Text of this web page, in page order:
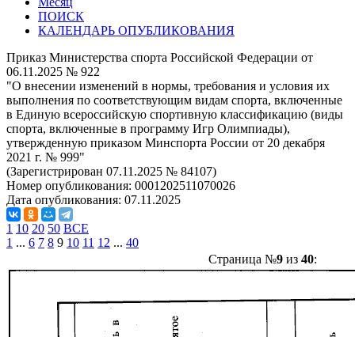
ПОИСК
КАЛЕНДАРЬ ОПУБЛИКОВАНИЯ
Приказ Министерства спорта Российской Федерации от
06.11.2025 № 922
"О внесении изменений в нормы, требования и условия их
выполнения по соответствующим видам спорта, включенные
в Единую всероссийскую спортивную классификацию (виды
спорта, включенные в программу Игр Олимпиады),
утвержденную приказом Минспорта России от 20 декабря
2021 г. № 999"
(Зарегистрирован 07.11.2025 № 84107)
Номер опубликования: 0001202511070026
Дата опубликования: 07.11.2025
1 10 20 50 ВСЕ
1 ... 6 7 8 9 10 11 12 ... 40
Страница №9из 40: